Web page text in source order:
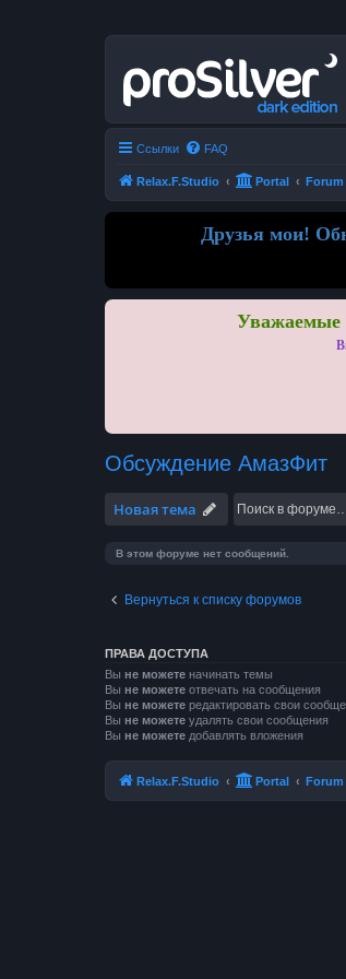
Ссылки FAQ
Relax.F.Studio Portal Forum
Друзья мои!
Уважаемые
Обсуждение АмазФит
Новая тема
В этом форуме нет сообщений.
Вернуться к списку форумов
ПРАВА ДОСТУПА
Вы не можете начинать темы
Вы не можете отвечать на сообщения
Вы не можете редактировать свои
Вы не можете удалять свои сообщения
Вы не можете добавлять вложения
Relax.F.Studio Portal Forum